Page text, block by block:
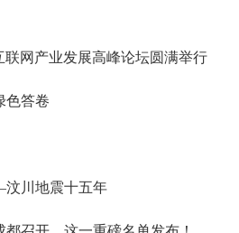
联网产业发展高峰论坛圆满举行
色答卷
川地震十五年